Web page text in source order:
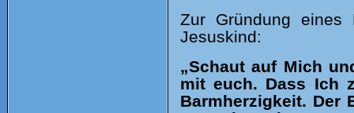
Zur Gründung eines
Jesuskind:
„Schaut auf Mich
mit euch. Dass Ich
Barmherzigkeit. Der